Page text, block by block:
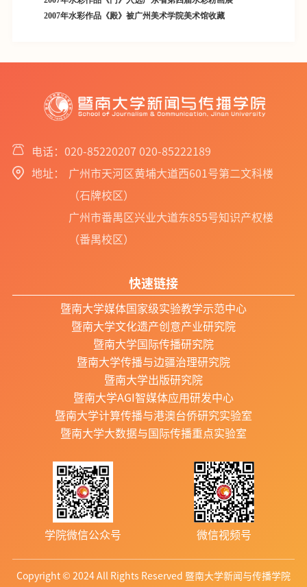
2007年水彩作品《殿》被广州美术学院美术馆收藏
电话：020-85220207 020-85222189
地址：
广州市天河区黄埔大道西601号第二文科楼
（石牌校区）
广州市番禺区兴业大道东855号知识产权楼
（番禺校区）
快速链接
暨南大学媒体国家级实验教学示范中心
暨南大学文化遗产创意产业研究院
暨南大学国际传播研究院
暨南大学传播与边疆治理研究院
暨南大学出版研究院
暨南大学AGI智媒体应用研发中心
暨南大学计算传播与港澳台侨研究实验室
暨南大学大数据与国际传播重点实验室
学院微信公众号 微信视频号
Copyright © 2024 All Rights Reserved 暨南大学新闻与传播学院